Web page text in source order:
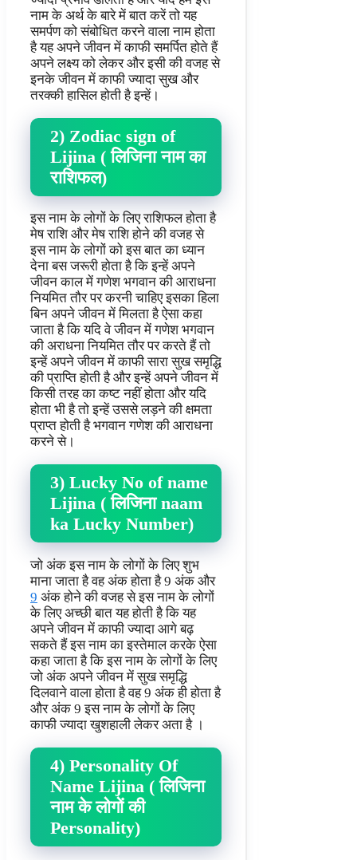
नाम के अर्थ के बारे में बात करें तो यह
समर्पण को संबोधित करने वाला नाम होता
है यह अपने जीवन में काफी समर्पित होते हैं
अपने लक्ष्य को लेकर और इसी की वजह से
इनके जीवन में काफी ज्यादा सुख और
तरक्की हासिल होती है इन्हें।
2) Zodiac sign of
Lijina ( लिजिना नाम का
राशिफल)
इस नाम के लोगों के लिए राशिफल होता है
मेष राशि और मेष राशि होने की वजह से
इस नाम के लोगों को इस बात का ध्यान
देना बस जरूरी होता है कि इन्हें अपने
जीवन काल में गणेश भगवान की आराधना
नियमित तौर पर करनी चाहिए इसका हिला
बिन अपने जीवन में मिलता है ऐसा कहा
जाता है कि यदि वे जीवन में गणेश भगवान
की अराधना नियमित तौर पर करते हैं तो
इन्हें अपने जीवन में काफी सारा सुख समृद्धि
की प्राप्ति होती है और इन्हें अपने जीवन में
किसी तरह का कष्ट नहीं होता और यदि
होता भी है तो इन्हें उससे लड़ने की क्षमता
प्राप्त होती है भगवान गणेश की आराधना
करने से।
3) Lucky No of name
Lijina ( लिजिना naam
ka Lucky Number)
जो अंक इस नाम के लोगों के लिए शुभ
माना जाता है वह अंक होता है 9 अंक और
9 अंक होने की वजह से इस नाम के लोगों
के लिए अच्छी बात यह होती है कि यह
अपने जीवन में काफी ज्यादा आगे बढ़
सकते हैं इस नाम का इस्तेमाल करके ऐसा
कहा जाता है कि इस नाम के लोगों के लिए
जो अंक अपने जीवन में सुख समृद्धि
दिलवाने वाला होता है वह 9 अंक ही होता है
और अंक 9 इस नाम के लोगों के लिए
काफी ज्यादा खुशहाली लेकर अता है ।
4) Personality Of
Name Lijina ( लिजिना
नाम के लोगों की
Personality)